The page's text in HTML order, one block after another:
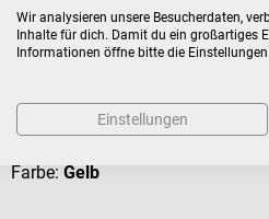
Medi-Tape
TapeandGo
Kinesiologischer Tape Verband
Farbe: Gelb
Wir analysieren unsere Besucherdaten,
Inhalte für dich. Damit du ein großartiges
Informationen öffne bitte die
Einstellungen